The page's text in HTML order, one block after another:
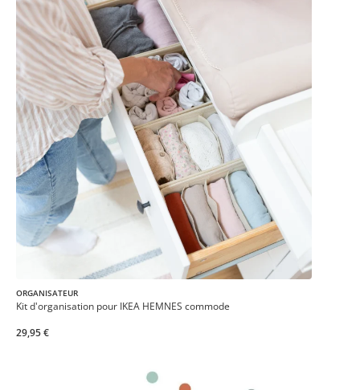
ORGANISATEUR
Kit d'organisation pour IKEA HEMNES commode
29,95 €